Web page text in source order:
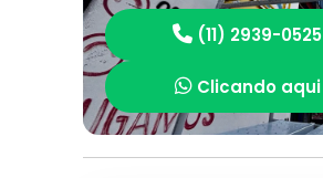
(11) 2939-0525
Clicando aqui